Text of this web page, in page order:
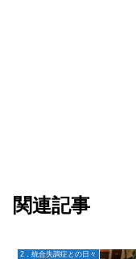
関連記事
2．統合失調症との日々